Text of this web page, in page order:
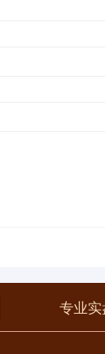
专业